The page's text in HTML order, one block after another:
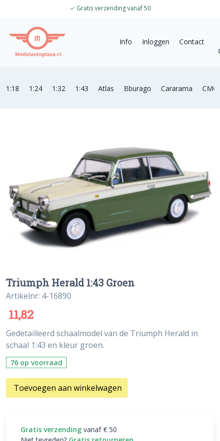
✓ Gratis verzending vanaf 50
Info Inloggen
Contact
1:18 1:24 1:32 1:43 Atlas Bburago Cararama CMC
Triumph Herald 1:43 Groen
Artikelnr: 4-16890
11,82
Gedetailleerd schaalmodel van de Triumph Herald in
schaal 1:43 en kleur groen.
76 op voorraad
Toevoegen aan winkelwagen
Gratis verzending vanaf € 50